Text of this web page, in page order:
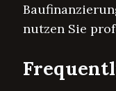
nutzen Sie